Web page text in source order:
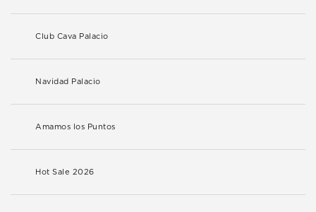
Club Cava Palacio
Navidad Palacio
Amamos los Puntos
Hot Sale 2026